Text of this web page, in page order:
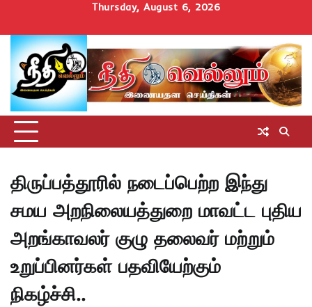
content
Thursday, August 6, 2026
Homeசெய்திகள்
தமிழ்நாடுமாவட்டச்செய்திகள்
அரசியல்ஆன்மிகம்
சட்டம்
அறிவோம்
சினிமாUncategorized
திருப்பத்தூரில் நடைப்பெற்ற இந்து
சமய அறநிலையத்துறை மாவட்ட புதிய
அறங்காவலர் குழு தலைவர் மற்றும்
உறுப்பினர்கள் பதவியேற்கும்
நிகழ்ச்சி..